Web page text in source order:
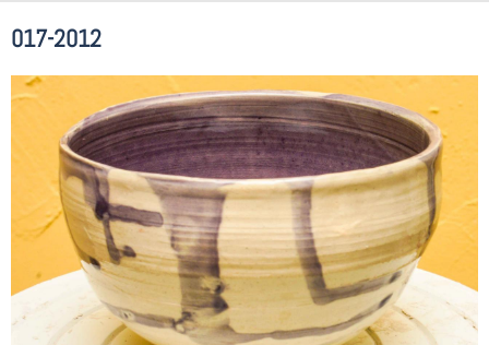
017-2012